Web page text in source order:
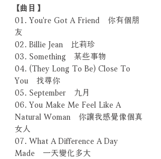
【曲目】
01. You're Got A Friend 你有個朋
友
02. Billie Jean 比莉珍
03. Something 某些事物
04. (They Long To Be) Close To
You 找尋你
05. September 九月
06. You Make Me Feel Like A
Natural Woman 你讓我感覺像個真
女人
07. What A Difference A Day
Made 一天變化多大